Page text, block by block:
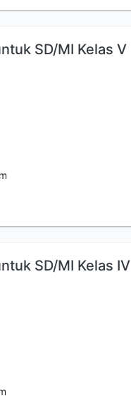
SD/MI Kelas V
SD/MI Kelas IV